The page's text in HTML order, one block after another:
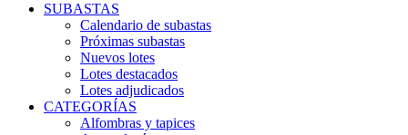
SUBASTAS
Calendario de subastas
Próximas subastas
Nuevos lotes
Lotes destacados
Lotes adjudicados
CATEGORÍAS
Alfombras y tapices